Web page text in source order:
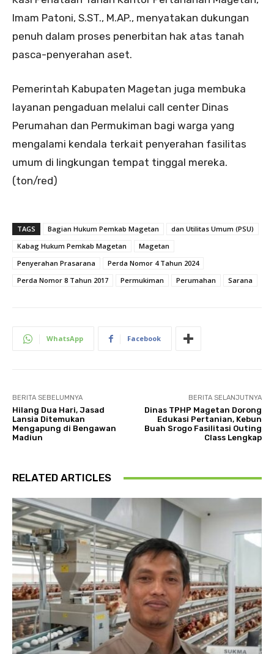
Imam Patoni, S.ST., M.AP., menyatakan dukungan
penuh dalam proses penerbitan hak atas tanah
pasca-penyerahan aset.
Pemerintah Kabupaten Magetan juga membuka
layanan pengaduan melalui call center Dinas
Perumahan dan Permukiman bagi warga yang
mengalami kendala terkait penyerahan fasilitas
umum di lingkungan tempat tinggal mereka.
(ton/red)
TAGS Bagian Hukum Pemkab Magetan
dan Utilitas Umum (PSU)
Kabag Hukum Pemkab Magetan
Magetan
Penyerahan Prasarana
Perda Nomor 4 Tahun 2024
Perda Nomor 8 Tahun 2017
Permukiman Perumahan Sarana
WhatsApp Facebook
BERITA SEBELUMNYA
Hilang Dua Hari, Jasad
Lansia Ditemukan
Mengapung di Bengawan
Madiun
BERITA SELANJUTNYA
Dinas TPHP Magetan Dorong
Edukasi Pertanian, Kebun
Buah Srogo Fasilitasi Outing
Class Lengkap
RELATED ARTICLES